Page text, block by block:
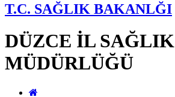
T.C. SAĞLIK BAKANLĞI
DÜZCE İL SAĞLIK
MÜDÜRLÜĞÜ